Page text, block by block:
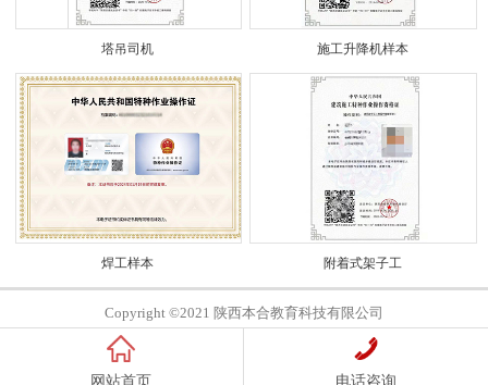
塔吊司机 施工升降机样本
焊工样本 附着式架子工
Copyright ©2021 陕西本合教育科技有限公司
网站首页 电话咨询